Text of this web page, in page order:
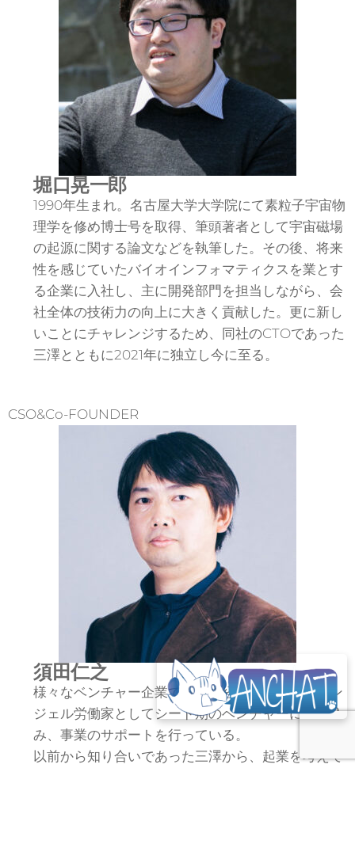
堀口晃一郎
1990年生まれ。名古屋大学大学院にて素粒子宇宙物
理学を修め博士号を取得、筆頭著者として宇宙磁場
の起源に関する論文などを執筆した。その後、将来
性を感じていたバイオインフォマティクスを業とす
る企業に入社し、主に開発部門を担当しながら、会
社全体の技術力の向上に大きく貢献した。更に新し
いことにチャレンジするため、同社のCTOであった
三澤とともに2021年に独立し今に至る。
CSO&Co-FOUNDER
須田仁之
様々なベンチャー企業で役員を経験し、現在はエン
ジェル労働家としてシード期のベンチャーに入り込
み、事業のサポートを行っている。
以前から知り合いであった三澤から、起業を考えて